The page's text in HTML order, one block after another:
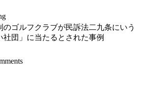
のゴルフクラブが民訴法二九条にいう
社団」に当たるとされた事例